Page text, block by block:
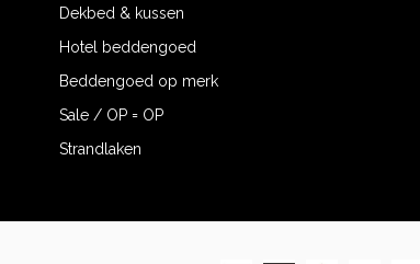
Dekbed & kussen
Hotel beddengoed
Beddengoed op merk
Sale / OP = OP
Strandlaken